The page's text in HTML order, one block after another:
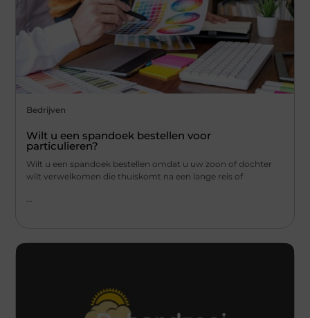
Bedrijven
Wilt u een spandoek bestellen voor
particulieren?
Wilt u een spandoek bestellen omdat u uw zoon of dochter
wilt verwelkomen die thuiskomt na een lange reis of